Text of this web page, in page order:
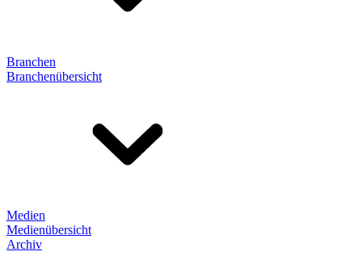
Branchen
Branchenübersicht
Medien
Medienübersicht
Archiv